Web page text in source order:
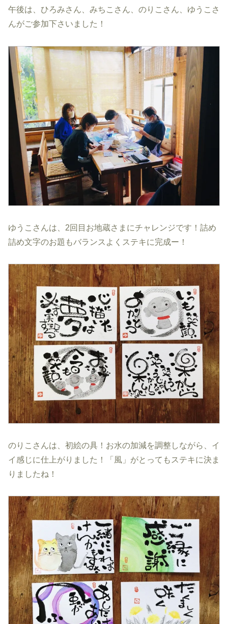
午後は、ひろみさん、みちこさん、のりこさん、ゆうこさ
んがご参加下さいました！
ゆうこさんは、2回目お地蔵さまにチャレンジです！詰め
詰め文字のお題もバランスよくステキに完成ー！
のりこさんは、初絵の具！お水の加減を調整しながら、イ
イ感じに仕上がりました！「風」がとってもステキに決ま
りましたね！